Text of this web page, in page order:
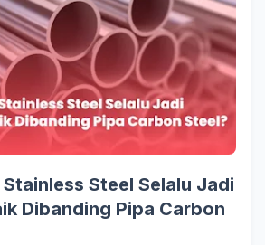
Steel Selalu Jadi
Dibanding Pipa Carbon